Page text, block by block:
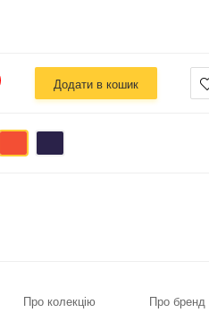
Додати в кошик
Про колекцію Про бренд